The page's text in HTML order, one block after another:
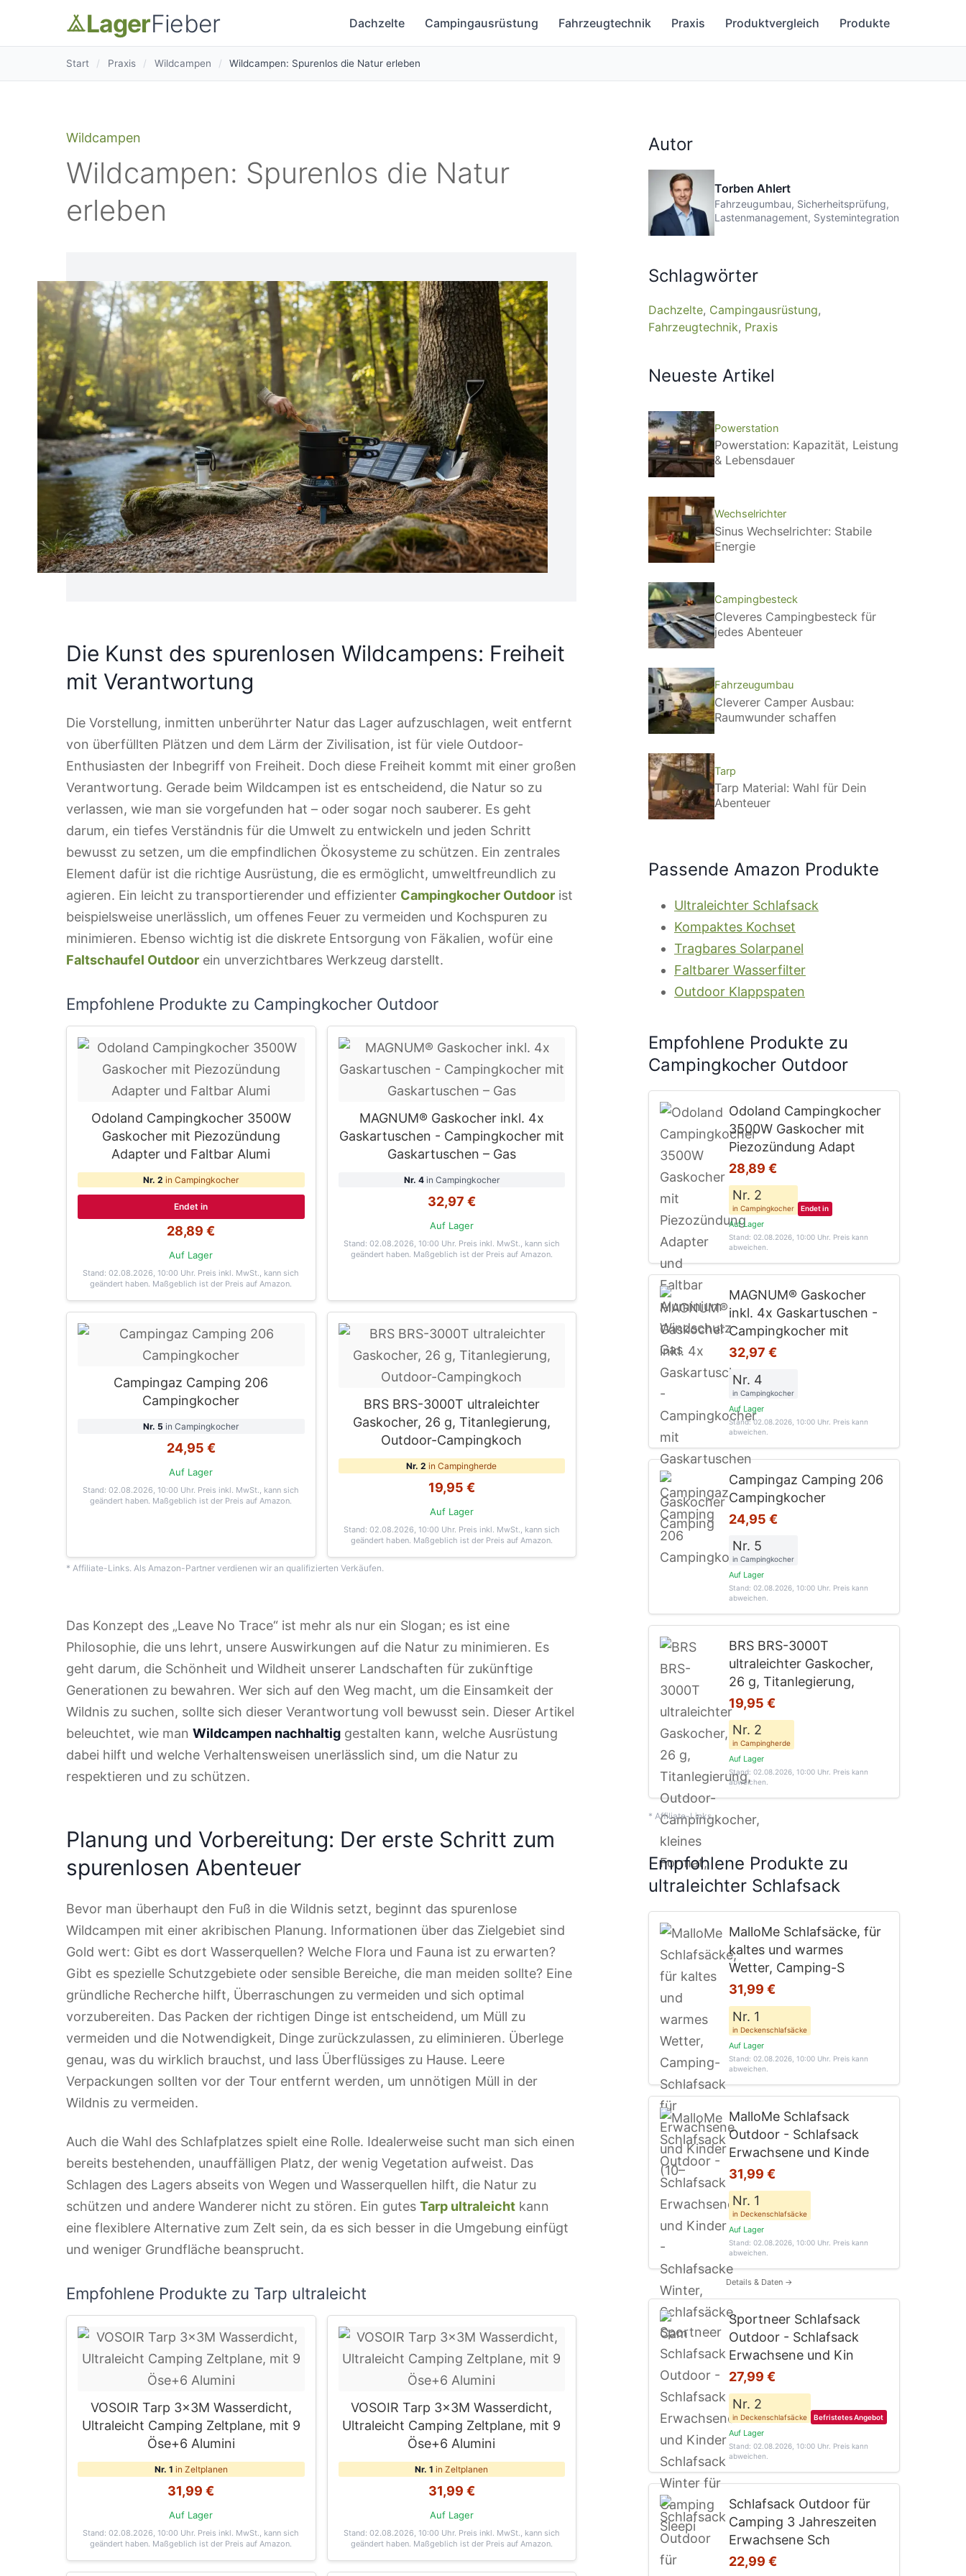
LagerFieber Dachzelte Campingausrüstung Fahrzeugtechnik Praxis Produktvergleich Produkte
Start / Praxis / Wildcampen / Wildcampen: Spurenlos die Natur erleben
Wildcampen
Wildcampen: Spurenlos die Natur
erleben
Die Kunst des spurenlosen Wildcampens: Freiheit
mit Verantwortung
Die Vorstellung, inmitten unberührter Natur das Lager aufzuschlagen, weit entfernt
von überfüllten Plätzen und dem Lärm der Zivilisation, ist für viele Outdoor-
Enthusiasten der Inbegriff von Freiheit. Doch diese Freiheit kommt mit einer großen
Verantwortung. Gerade beim Wildcampen ist es entscheidend, die Natur so zu
verlassen, wie man sie vorgefunden hat – oder sogar noch sauberer. Es geht
darum, ein tiefes Verständnis für die Umwelt zu entwickeln und jeden Schritt
bewusst zu setzen, um die empfindlichen Ökosysteme zu schützen. Ein zentrales
Element dafür ist die richtige Ausrüstung, die es ermöglicht, umweltfreundlich zu
agieren. Ein leicht zu transportierender und effizienter Campingkocher Outdoor ist
beispielsweise unerlässlich, um offenes Feuer zu vermeiden und Kochspuren zu
minimieren. Ebenso wichtig ist die diskrete Entsorgung von Fäkalien, wofür eine
Faltschaufel Outdoor ein unverzichtbares Werkzeug darstellt.
Empfohlene Produkte zu Campingkocher Outdoor
Odoland Campingkocher 3500W
Gaskocher mit Piezozündung
Adapter und Faltbar Alumi
Nr. 2 in Campingkocher
Endet in
28,89 €
Auf Lager
Stand: 02.08.2026, 10:00 Uhr. Preis inkl. MwSt., kann sich
geändert haben. Maßgeblich ist der Preis auf Amazon.
MAGNUM® Gaskocher inkl. 4x
Gaskartuschen - Campingkocher mit
Gaskartuschen – Gas
Nr. 4in Campingkocher
32,97 €
Auf Lager
Stand: 02.08.2026, 10:00 Uhr. Preis inkl. MwSt., kann sich
geändert haben. Maßgeblich ist der Preis auf Amazon.
Campingaz Camping 206
Campingkocher
Nr. 5 in Campingkocher
24,95 €
Auf Lager
Stand: 02.08.2026, 10:00 Uhr. Preis inkl. MwSt., kann sich
geändert haben. Maßgeblich ist der Preis auf Amazon.
BRS BRS-3000T ultraleichter
Gaskocher, 26 g, Titanlegierung,
Outdoor-Campingkoch
Nr. 2 in Campingherde
19,95 €
Auf Lager
Stand: 02.08.2026, 10:00 Uhr. Preis inkl. MwSt., kann sich
geändert haben. Maßgeblich ist der Preis auf Amazon.
* Affiliate-Links. Als Amazon-Partner verdienen wir an qualifizierten Verkäufen.
Das Konzept des „Leave No Trace“ ist mehr als nur ein Slogan; es ist eine
Philosophie, die uns lehrt, unsere Auswirkungen auf die Natur zu minimieren. Es
geht darum, die Schönheit und Wildheit unserer Landschaften für zukünftige
Generationen zu bewahren. Wer sich auf den Weg macht, um die Einsamkeit der
Wildnis zu suchen, sollte sich dieser Verantwortung voll bewusst sein. Dieser Artikel
beleuchtet, wie man Wildcampen nachhaltig gestalten kann, welche Ausrüstung
dabei hilft und welche Verhaltensweisen unerlässlich sind, um die Natur zu
respektieren und zu schützen.
Planung und Vorbereitung: Der erste Schritt zum
spurenlosen Abenteuer
Bevor man überhaupt den Fuß in die Wildnis setzt, beginnt das spurenlose
Wildcampen mit einer akribischen Planung. Informationen über das Zielgebiet sind
Gold wert: Gibt es dort Wasserquellen? Welche Flora und Fauna ist zu erwarten?
Gibt es spezielle Schutzgebiete oder sensible Bereiche, die man meiden sollte? Eine
gründliche Recherche hilft, Überraschungen zu vermeiden und sich optimal
vorzubereiten. Das Packen der richtigen Dinge ist entscheidend, um Müll zu
vermeiden und die Notwendigkeit, Dinge zurückzulassen, zu eliminieren. Überlege
genau, was du wirklich brauchst, und lass Überflüssiges zu Hause. Leere
Verpackungen sollten vor der Tour entfernt werden, um unnötigen Müll in der
Wildnis zu vermeiden.
Auch die Wahl des Schlafplatzes spielt eine Rolle. Idealerweise sucht man sich einen
bereits bestehenden, unauffälligen Platz, der wenig Vegetation aufweist. Das
Schlagen des Lagers abseits von Wegen und Wasserquellen hilft, die Natur zu
schützen und andere Wanderer nicht zu stören. Ein gutes Tarp ultraleicht kann
eine flexiblere Alternative zum Zelt sein, da es sich besser in die Umgebung einfügt
und weniger Grundfläche beansprucht.
Empfohlene Produkte zu Tarp ultraleicht
VOSOIR Tarp 3x3M Wasserdicht,
Ultraleicht Camping Zeltplane, mit 9
Öse+6 Alumini
Nr. 1 in Zeltplanen
31,99 €
Auf Lager
Stand: 02.08.2026, 10:00 Uhr. Preis inkl. MwSt., kann sich
geändert haben. Maßgeblich ist der Preis auf Amazon.
VOSOIR Tarp 3x3M Wasserdicht,
Ultraleicht Camping Zeltplane, mit 9
Öse+6 Alumini
Nr. 1 in Zeltplanen
31,99 €
Auf Lager
Stand: 02.08.2026, 10:00 Uhr. Preis inkl. MwSt., kann sich
geändert haben. Maßgeblich ist der Preis auf Amazon.
Autor
Torben Ahlert
Fahrzeugumbau, Sicherheitsprüfung,
Lastenmanagement, Systemintegration
Schlagwörter
Dachzelte Campingausrüstung
Fahrzeugtechnik Praxis
Neueste Artikel
Powerstation
Powerstation: Kapazität, Leistung
& Lebensdauer
Wechselrichter
Sinus Wechselrichter: Stabile
Energie
Campingbesteck
Cleveres Campingbesteck für
jedes Abenteuer
Fahrzeugumbau
Cleverer Camper Ausbau:
Raumwunder schaffen
Tarp
Tarp Material: Wahl für Dein
Abenteuer
Passende Amazon Produkte
Ultraleichter Schlafsack
Kompaktes Kochset
Tragbares Solarpanel
Faltbarer Wasserfilter
Outdoor Klappspaten
Empfohlene Produkte zu
Campingkocher Outdoor
Odoland Campingkocher
3500W Gaskocher mit
Piezozündung Adapt
28,89 €
Nr. 2
in Campingkocher Endet in
Auf Lager
Stand: 02.08.2026, 10:00 Uhr. Preis kann
abweichen.
MAGNUM® Gaskocher
inkl. 4x Gaskartuschen -
Campingkocher mit
32,97 €
Nr. 4
in Campingkocher
Auf Lager
Stand: 02.08.2026, 10:00 Uhr. Preis kann
abweichen.
Campingaz Camping 206
Campingkocher
24,95 €
Nr. 5
in Campingkocher
Auf Lager
Stand: 02.08.2026, 10:00 Uhr. Preis kann
abweichen.
BRS BRS-3000T
ultraleichter Gaskocher,
26 g, Titanlegierung,
19,95 €
Nr. 2
in Campingherde
Auf Lager
Stand: 02.08.2026, 10:00 Uhr. Preis kann
abweichen.
* Affiliate-Links
Empfohlene Produkte zu
ultraleichter Schlafsack
MalloMe Schlafsäcke, für
kaltes und warmes
Wetter, Camping-S
31,99 €
Nr. 1
in Deckenschlafsäcke
Auf Lager
Stand: 02.08.2026, 10:00 Uhr. Preis kann
abweichen.
MalloMe Schlafsack
Outdoor - Schlafsack
Erwachsene und Kinde
31,99 €
Nr. 1
in Deckenschlafsäcke
Auf Lager
Stand: 02.08.2026, 10:00 Uhr. Preis kann
abweichen.
Details & Daten →
Sportneer Schlafsack
Outdoor - Schlafsack
Erwachsene und Kin
27,99 €
Nr. 2
in Deckenschlafsäcke Befristetes Angebot
Auf Lager
Stand: 02.08.2026, 10:00 Uhr. Preis kann
abweichen.
Schlafsack Outdoor für
Camping 3 Jahreszeiten
Erwachsene Sch
22,99 €